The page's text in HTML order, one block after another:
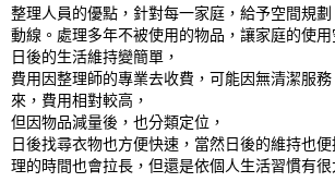
整理人員的優點，針對每一家庭，給予空間規
動線。處理多年不被使用的物品，讓家庭的使
日後的生活維持變簡單，
費用因整理師的專業去收費，可能因無清潔服
來，費用相對較高，
但因物品減量後，也分類定位，
日後找尋衣物也方便快速，當然日後的維持也
理的時間也會拉長，但還是依個人生活習慣有